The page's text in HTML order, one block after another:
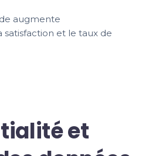
augmente
et le taux de
et